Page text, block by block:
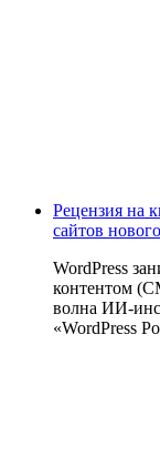
Рецензия на
сайтов
WordPress
контентом
волна
«WordPress